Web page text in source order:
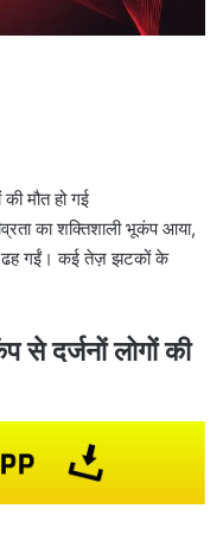
मौत हो गई
का शक्तिशाली भूकंप आया,
ढह गईं। कई तेज़ झटकों के
से दर्जनों लोगों की